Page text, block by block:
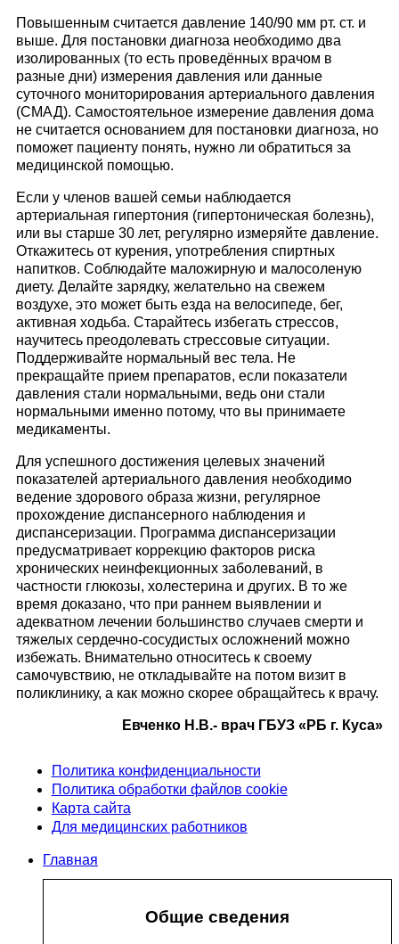
Повышенным считается давление 140/90 мм рт. ст. и
выше. Для постановки диагноза необходимо два
изолированных (то есть проведённых врачом в
разные дни) измерения давления или данные
суточного мониторирования артериального давления
(СМАД). Самостоятельное измерение давления дома
не считается основанием для постановки диагноза, но
поможет пациенту понять, нужно ли обратиться за
медицинской помощью.
Если у членов вашей семьи наблюдается
артериальная гипертония (гипертоническая болезнь),
или вы старше 30 лет, регулярно измеряйте давление.
Откажитесь от курения, употребления спиртных
напитков. Соблюдайте маложирную и малосоленую
диету. Делайте зарядку, желательно на свежем
воздухе, это может быть езда на велосипеде, бег,
активная ходьба. Старайтесь избегать стрессов,
научитесь преодолевать стрессовые ситуации.
Поддерживайте нормальный вес тела. Не
прекращайте прием препаратов, если показатели
давления стали нормальными, ведь они стали
нормальными именно потому, что вы принимаете
медикаменты.
Для успешного достижения целевых значений
показателей артериального давления необходимо
ведение здорового образа жизни, регулярное
прохождение диспансерного наблюдения и
диспансеризации. Программа диспансеризации
предусматривает коррекцию факторов риска
хронических неинфекционных заболеваний, в
частности глюкозы, холестерина и других. В то же
время доказано, что при раннем выявлении и
адекватном лечении большинство случаев смерти и
тяжелых сердечно-сосудистых осложнений можно
избежать. Внимательно относитесь к своему
самочувствию, не откладывайте на потом визит в
поликлинику, а как можно скорее обращайтесь к врачу.
Евченко Н.В.- врач ГБУЗ «РБ г. Куса»
Политика конфиденциальности
Политика обработки файлов cookie
Карта сайта
Для медицинских работников
Главная
Общие сведения